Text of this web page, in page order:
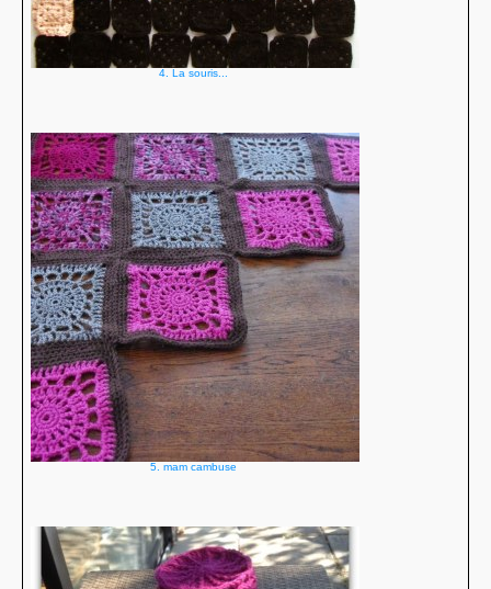
4. La souris...
5. mam cambuse